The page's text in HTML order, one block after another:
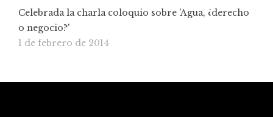
Celebrada la charla coloquio sobre 'Agua, ¿derecho
o negocio?'
1 de febrero de 2014